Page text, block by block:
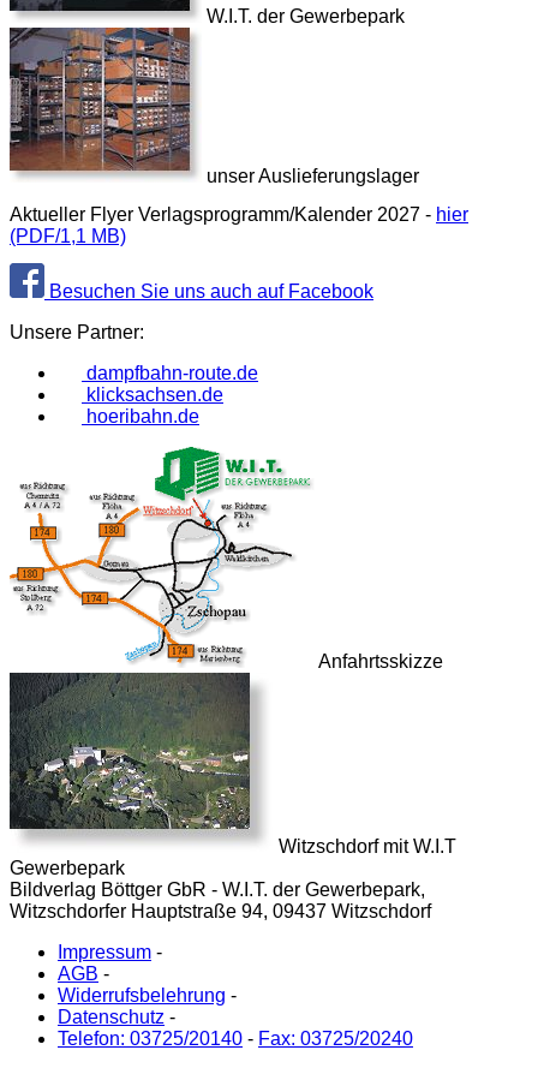
W.I.T. der Gewerbepark
unser Auslieferungslager
Aktueller Flyer Verlagsprogramm/Kalender 2027 - hier
(PDF/1,1 MB)
Besuchen Sie uns auch auf Facebook
Unsere Partner:
dampfbahn-route.de
klicksachsen.de
hoeribahn.de
Anfahrtsskizze
Witzschdorf mit W.I.T
Gewerbepark
Bildverlag Böttger GbR - W.I.T. der Gewerbepark,
Witzschdorfer Hauptstraße 94, 09437 Witzschdorf
Impressum -
AGB -
Widerrufsbelehrung -
Datenschutz -
Telefon: 03725/20140 - Fax: 03725/20240